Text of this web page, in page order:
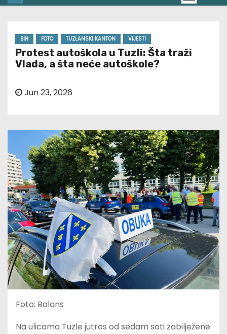
BIH FOTO TUZLANSKI KANTON VIJESTI
Protest autoškola u Tuzli: Šta traži
Vlada, a šta neće autoškole?
Jun 23, 2026
Foto: Balans
Na ulicama Tuzle jutros od sedam sati zabilježene